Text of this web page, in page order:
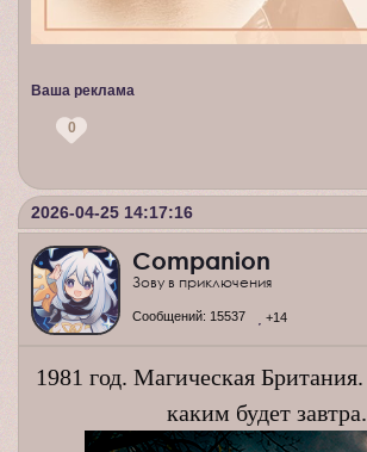
Ваша реклама
0
2026-04-25 14:17:16
Companion
Зову в приключения
Сообщений: 15537 +14
1981 год. Магическая Британия.
каким будет завтра.